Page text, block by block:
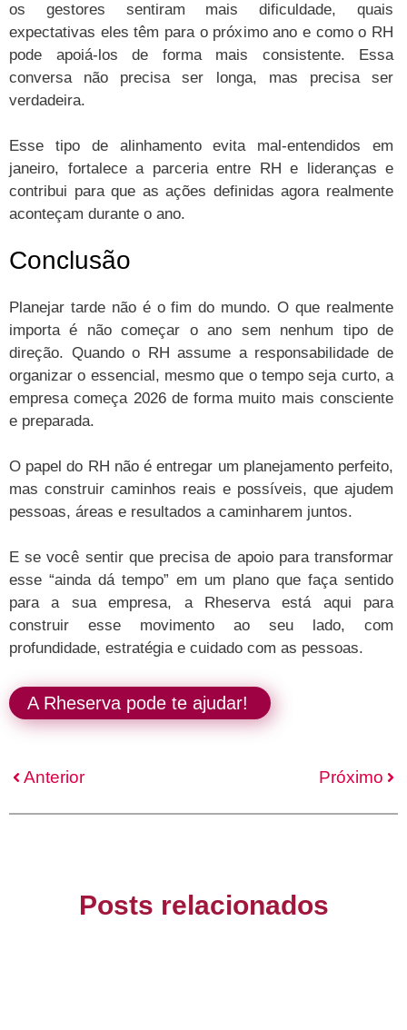
os gestores sentiram mais dificuldade, quais
expectativas eles têm para o próximo ano e como o RH
pode apoiá-los de forma mais consistente. Essa
conversa não precisa ser longa, mas precisa ser
verdadeira.
Esse tipo de alinhamento evita mal-entendidos em
janeiro, fortalece a parceria entre RH e lideranças e
contribui para que as ações definidas agora realmente
aconteçam durante o ano.
Conclusão
Planejar tarde não é o fim do mundo. O que realmente
importa é não começar o ano sem nenhum tipo de
direção. Quando o RH assume a responsabilidade de
organizar o essencial, mesmo que o tempo seja curto, a
empresa começa 2026 de forma muito mais consciente
e preparada.
O papel do RH não é entregar um planejamento perfeito,
mas construir caminhos reais e possíveis, que ajudem
pessoas, áreas e resultados a caminharem juntos.
E se você sentir que precisa de apoio para transformar
esse “ainda dá tempo” em um plano que faça sentido
para a sua empresa, a Rheserva está aqui para
construir esse movimento ao seu lado, com
profundidade, estratégia e cuidado com as pessoas.
A Rheserva pode te ajudar!
Anterior Próximo
Posts relacionados